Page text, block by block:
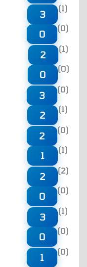
3
(1)
0
(0)
2
(1)
0
(0)
3
(0)
2
(1)
2
(0)
1
(1)
2
(2)
0
(0)
3
(1)
0
(0)
1
(0)